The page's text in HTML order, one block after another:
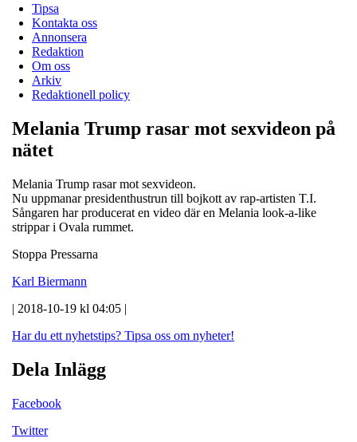
Tipsa
Kontakta oss
Annonsera
Redaktion
Om oss
Arkiv
Redaktionell policy
Melania Trump rasar mot sexvideon på
nätet
Melania Trump rasar mot sexvideon.
Nu uppmanar presidenthustrun till bojkott av rap-artisten T.I.
Sångaren har producerat en video där en Melania look-a-like
strippar i Ovala rummet.
Stoppa Pressarna
Karl Biermann
| 2018-10-19 kl 04:05 |
Har du ett nyhetstips? Tipsa oss om nyheter!
Dela Inlägg
Facebook
Twitter